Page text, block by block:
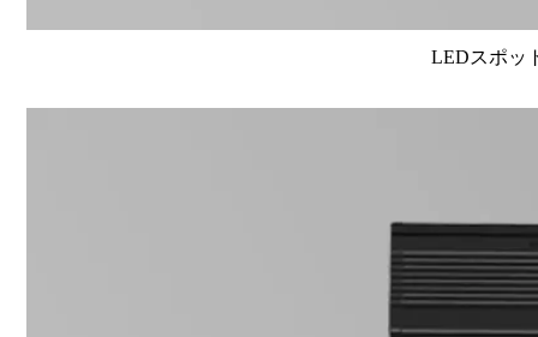
LEDスポッ